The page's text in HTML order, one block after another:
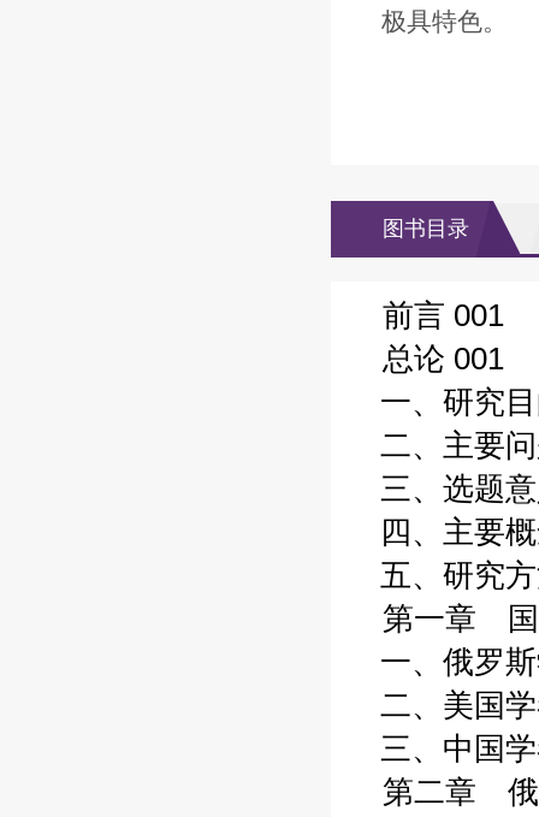
极具特色。
图书目录
前言 001
总论 001
一、研究目
二、主要问
三、选题意
四、主要概
五、研究方
第一章 国
一、俄罗斯
二、美国学
三、中国学
第二章 俄